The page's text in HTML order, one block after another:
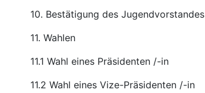
10. Bestätigung des Jugendvorstandes
11. Wahlen
11.1 Wahl eines Präsidenten /-in
11.2 Wahl eines Vize-Präsidenten /-in